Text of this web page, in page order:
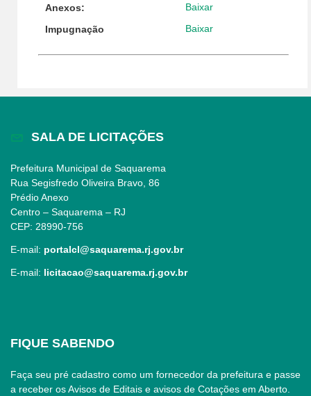
Anexos: Baixar
Impugnação Baixar
SALA DE LICITAÇÕES
Prefeitura Municipal de Saquarema
Rua Segisfredo Oliveira Bravo, 86
Prédio Anexo
Centro – Saquarema – RJ
CEP: 28990-756
E-mail: portalcl@saquarema.rj.gov.br
E-mail: licitacao@saquarema.rj.gov.br
FIQUE SABENDO
Faça seu pré cadastro como um fornecedor da prefeitura e passe
a receber os Avisos de Editais e avisos de Cotações em Aberto.